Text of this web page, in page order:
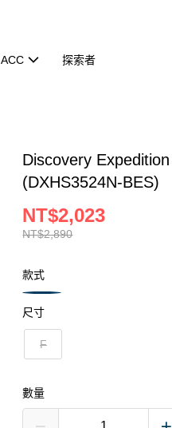
ACC 探索者
Discovery
(DXHS3524N-BES)
NT$2,890
NT$2,023
款式
尺寸
F
數量